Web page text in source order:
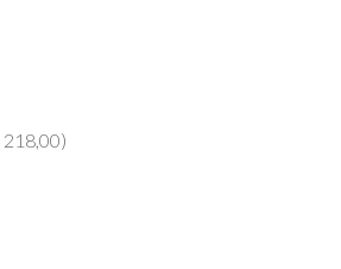
218,00)